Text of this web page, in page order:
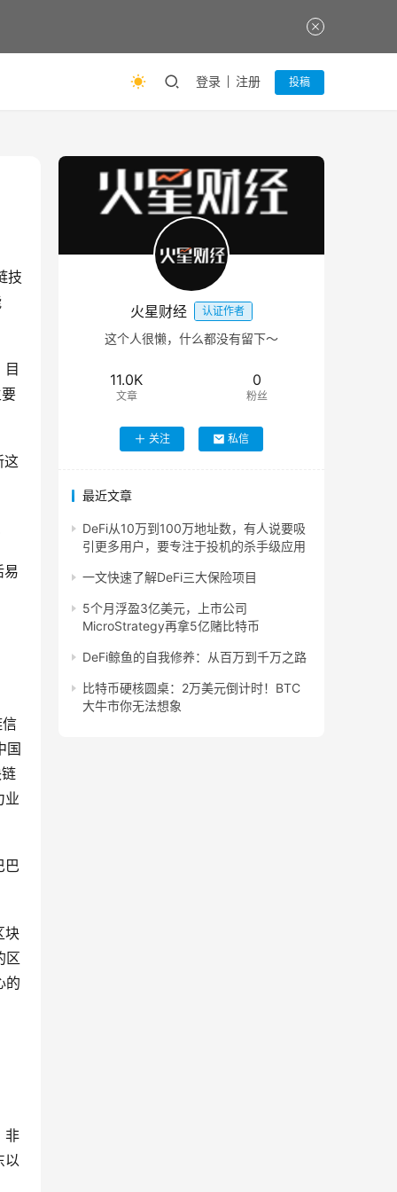
登录 注册 投稿
技
这
易
国
业
巴
块
区
的
非
以
火星财经 认证作者
这个人很懒，什么都没有留下～
11.0K
文章
0
粉丝
关注 私信
最近文章
DeFi从10万到100万地址数，有人说要吸
引更多用户，要专注于投机的杀手级应用
一文快速了解DeFi三大保险项目
5个月浮盈3亿美元，上市公司
MicroStrategy再拿5亿赌比特币
DeFi鲸鱼的自我修养：从百万到千万之路
比特币硬核圆桌：2万美元倒计时！BTC
大牛市你无法想象